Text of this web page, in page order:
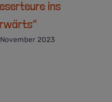
ins
November 2023